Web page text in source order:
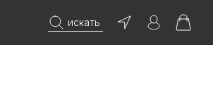
искать